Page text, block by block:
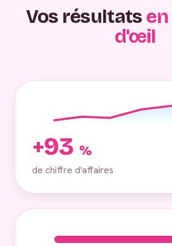
Vos résultats
d'œil
+93 %
de chiffre d'affaires